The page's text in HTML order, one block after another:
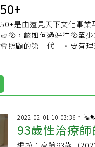
50+
50+是由遠見天下文化事業
歲後，該如何過好往後至
會照顧的第一代」。要有理想的老
【50+官網】：
【50+粉絲團】：https://
2022-02-01 10:03:36 性福
93歲性治療
編按：高齡93歲（